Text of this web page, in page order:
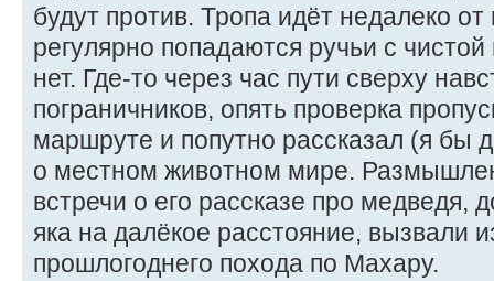
будут против. Тропа идёт недалеко
регулярно попадаются ручьи с
нет. Где-то через час пути сверху
пограничников, опять проверка
маршруте и попутно рассказал (я бы
о местном животном мире.
встречи о его рассказе про медведя,
яка на далёкое расстояние, вызвали
прошлогоднего похода по Махару.